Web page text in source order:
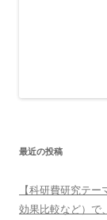
最近の投稿
【科研費研究テ
効果比較など）で